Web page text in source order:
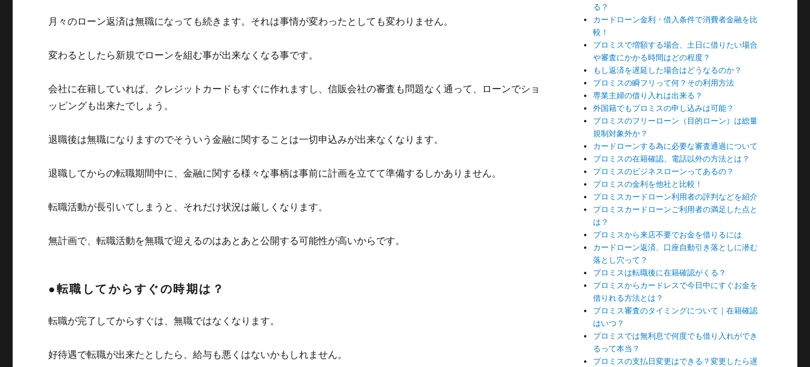
月々のローン返済は無職になっても続きます。それは事情が変わったとしても変わりません。
変わるとしたら新規でローンを組む事が出来なくなる事です。
会社に在籍していれば、クレジットカードもすぐに作れますし、信販会社の審査も問題なく通って、ローンでショ
ッピングも出来たでしょう。
退職後は無職になりますのでそういう金融に関することは一切申込みが出来なくなります。
退職してからの転職期間中に、金融に関する様々な事柄は事前に計画を立てて準備するしかありません。
転職活動が長引いてしまうと、それだけ状況は厳しくなります。
無計画で、転職活動を無職で迎えるのはあとあと公開する可能性が高いからです。
●転職してからすぐの時期は？
転職が完了してからすぐは、無職ではなくなります。
好待遇で転職が出来たとしたら、給与も悪くはないかもしれません。
る？
カードローン金利・借入条件で消費者金融を比
較！
プロミスで増額する場合、土日に借りたい場合
や審査にかかる時間はどの程度？
もし返済を遅延した場合はどうなるのか？
プロミスの瞬フリって何？その利用方法
専業主婦の借り入れは出来る？
外国籍でもプロミスの申し込みは可能？
プロミスのフリーローン（目的ローン）は総量
規制対象外か？
カードローンする為に必要な審査通過について
プロミスの在籍確認、電話以外の方法とは？
プロミスのビジネスローンってあるの？
プロミスの金利を他社と比較！
プロミスカードローン利用者の評判などを紹介
プロミスカードローンご利用者の満足した点と
は？
プロミスから来店不要でお金を借りるには
カードローン返済、口座自動引き落としに潜む
落とし穴って？
プロミスは転職後に在籍確認がくる？
プロミスからカードレスで今日中にすぐお金を
借りれる方法とは？
プロミス審査のタイミングについて｜在籍確認
はいつ？
プロミスでは無利息で何度でも借り入れができ
るって本当？
プロミスの支払日変更はできる？変更したら遅